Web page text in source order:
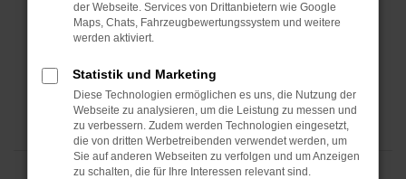
der Webseite. Services von Drittanbietern wie Google
Maps, Chats, Fahrzeugbewertungssystem und weitere
werden aktiviert.
Statistik und Marketing
Diese Technologien ermöglichen es uns, die Nutzung der
Webseite zu analysieren, um die Leistung zu messen und
zu verbessern. Zudem werden Technologien eingesetzt,
die von dritten Werbetreibenden verwendet werden, um
Sie auf anderen Webseiten zu verfolgen und um Anzeigen
zu schalten, die für Ihre Interessen relevant sind.